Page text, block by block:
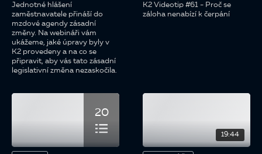
Jednotné hlášení
zaměstnavatele přináší do
mzdové agendy zásadní
změny. Na webináři vám
ukážeme, jaké úpravy byly v
K2 provedeny a na co se
připravit, aby vás tato zásadní
legislativní změna nezaskočila.
K2 Videotip #61 - Proč se
záloha nenabízí k čerpání
20
19:44